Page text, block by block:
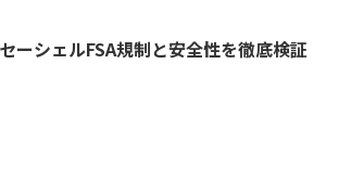
ーシェルFSA規制と安全性を徹底検証